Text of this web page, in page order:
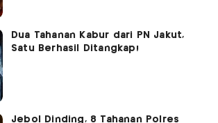
Dua Tahanan Kabur dari PN Jakut,
Satu Berhasil Ditangkap!
Jebol Dinding, 8 Tahanan Polres